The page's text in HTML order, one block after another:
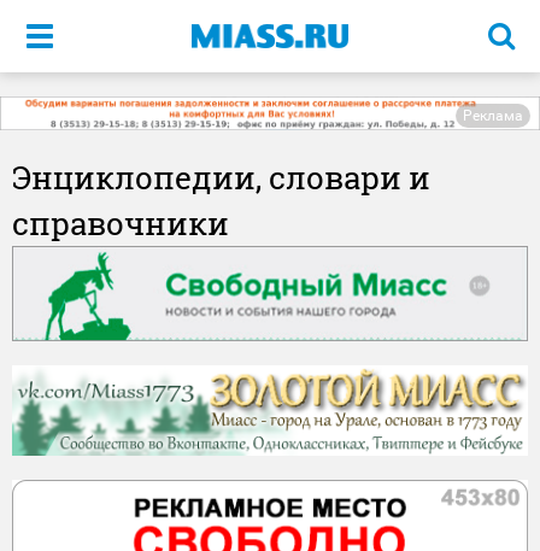
Меню
Реклама
Энциклопедии, словари и
справочники